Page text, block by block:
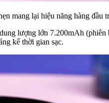
mang lại hiệu năng hàng
lượng lớn 7.200mAh
kể thời gian sạc.